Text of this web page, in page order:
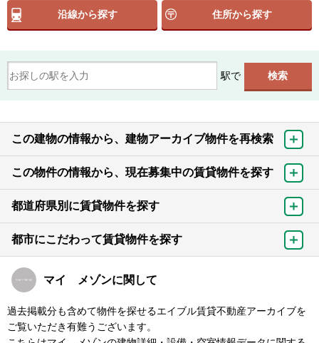
沿線から探す 住所から探す
駅で
この建物の情報から、建物アーカイブ物件を再検索
この物件の情報から、現在募集中の賃貸物件を探す
都道府県別に賃貸物件を探す
都市にこだわって賃貸物件を探す
マイ メゾンに関して
過去掲載分も含めて物件を探せるエイブル賃貸不動産アーカイブを
ご覧いただき有難うございます。